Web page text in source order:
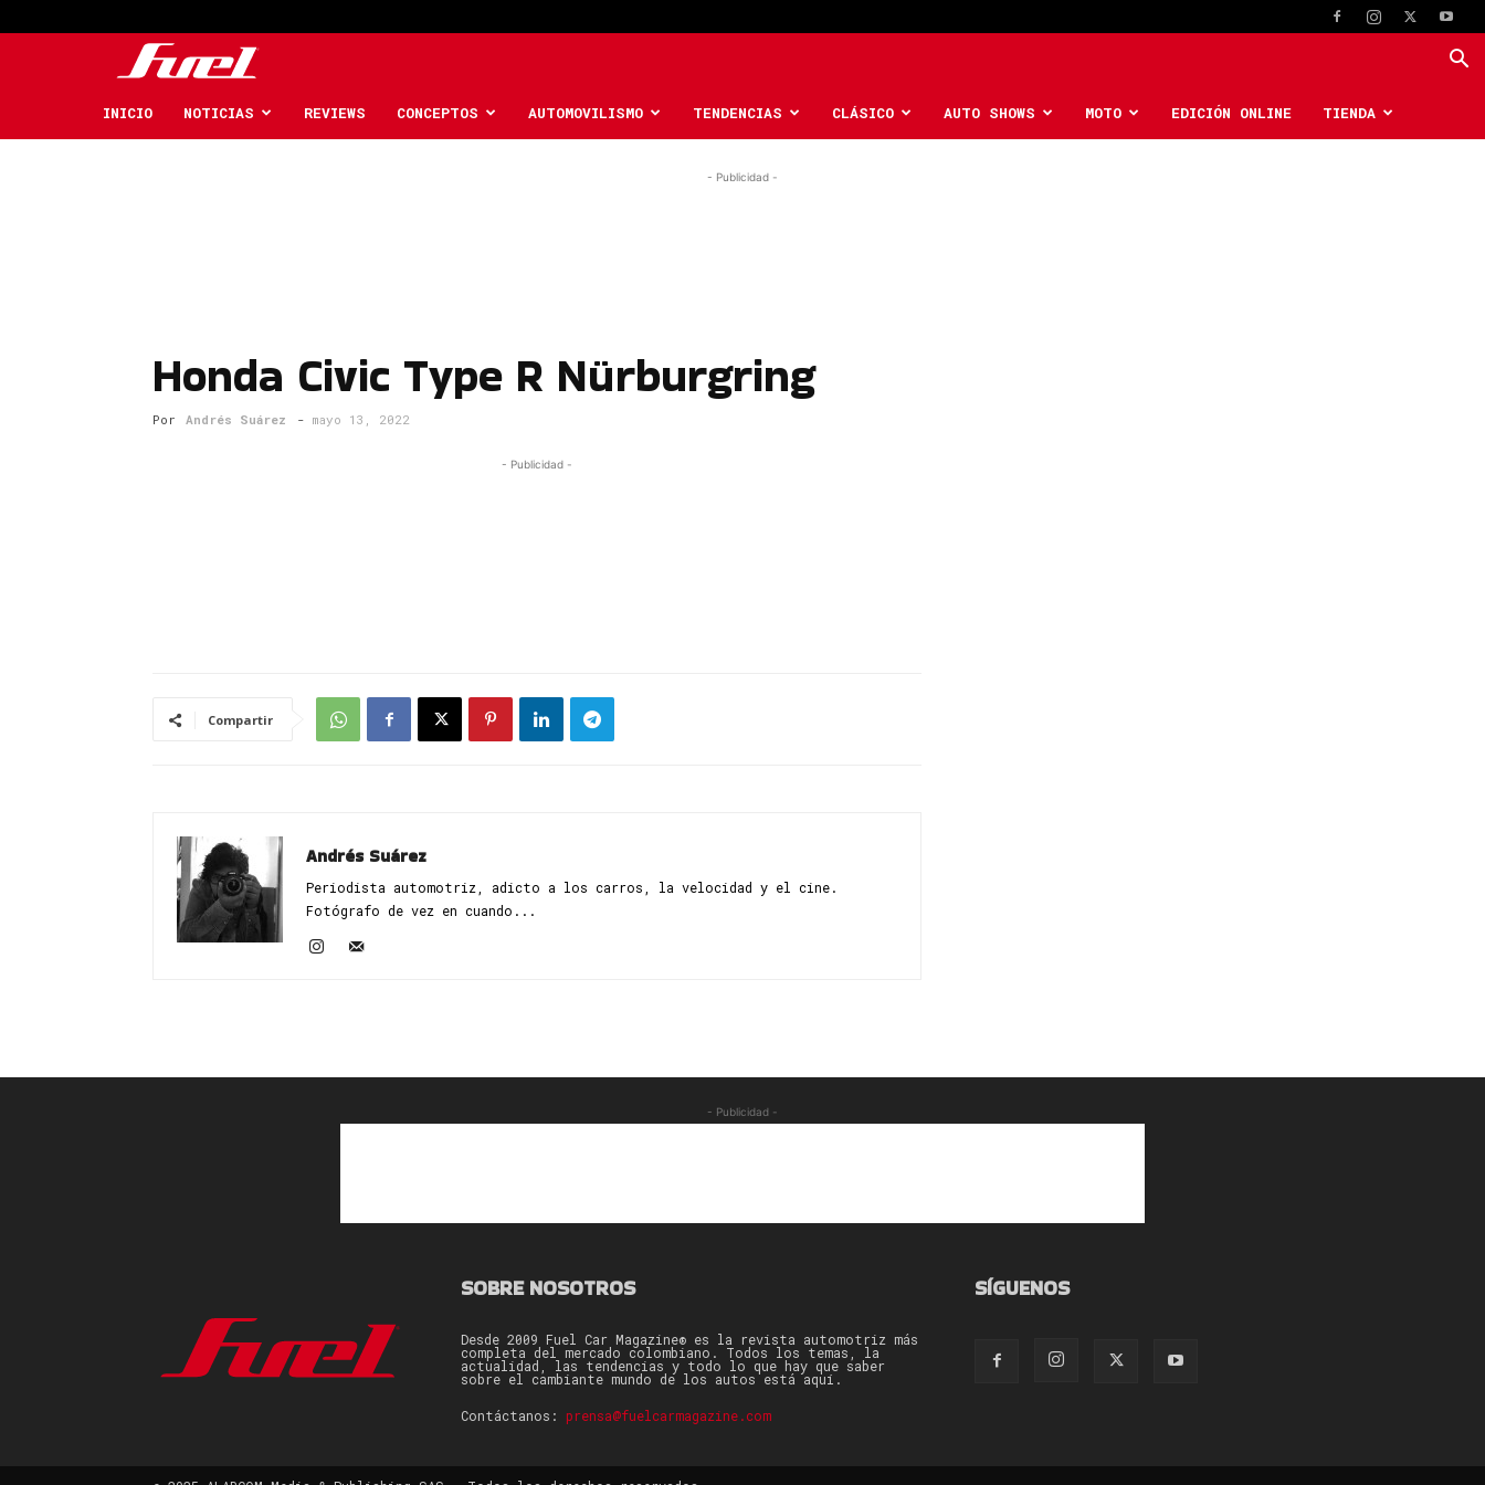
Car
INICIO NOTICIAS REVIEWS CONCEPTOS AUTOMOVILISMO TENDENCIAS CLÁSICO AUTO SHOWS MOTO EDICIÓN ONLINE TIENDA
- Publicidad -
Honda Civic Type R Nürburgring
Por Andrés Suárez - mayo 13, 2022
- Publicidad -
Compartir
Andrés Suárez
Periodista automotriz, adicto a los carros, la velocidad y el cine.
Fotógrafo de vez en cuando...
- Publicidad -
SOBRE NOSOTROS
Desde 2009 Fuel Car Magazine® es la revista automotriz más
completa del mercado colombiano. Todos los temas, la
actualidad, las tendencias y todo lo que hay que saber
sobre el cambiante mundo de los autos está aquí.
Contáctanos: prensa@fuelcarmagazine.com
SÍGUENOS